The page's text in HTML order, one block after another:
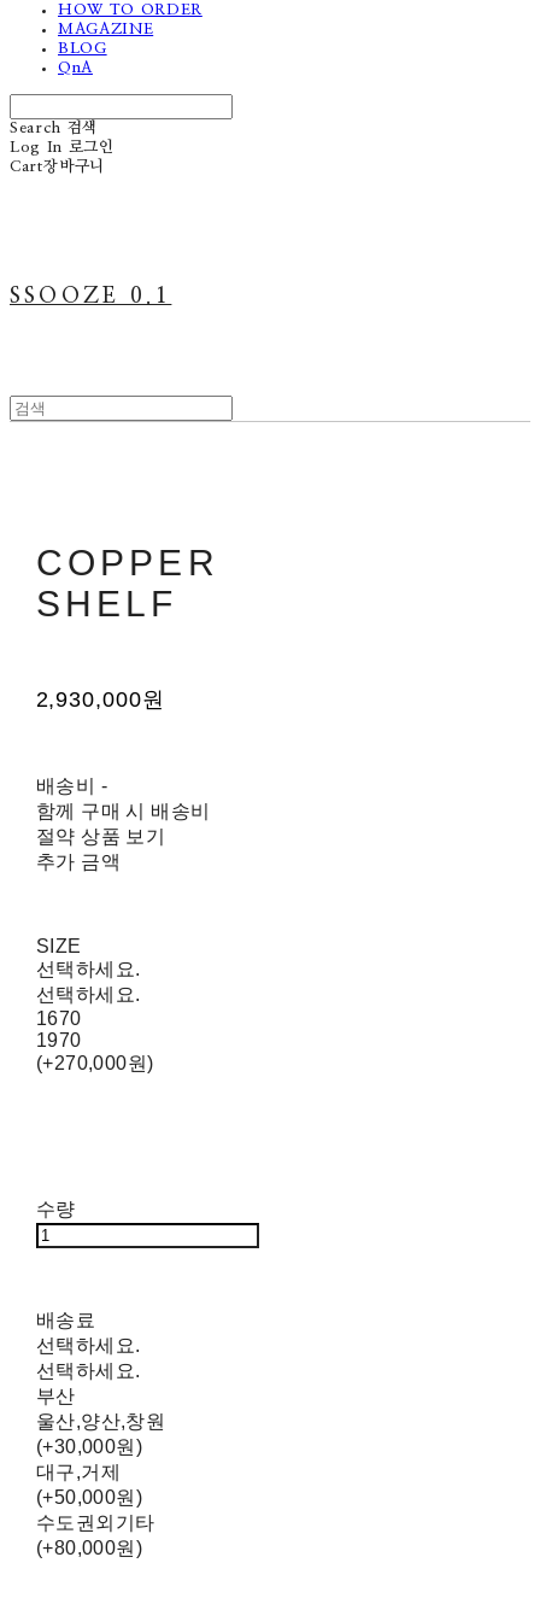
HOW TO ORDER
MAGAZINE
BLOG
QnA
Search 검색
Log In 로그인
Cart장바구니
SSOOZE 0.1
COPPER
SHELF
2,930,000원
배송비 -
함께 구매 시 배송비
절약 상품 보기
추가 금액
SIZE
선택하세요.
선택하세요.
1670
1970
(+270,000원)
수량
배송료
선택하세요.
선택하세요.
부산
울산,양산,창원
(+30,000원)
대구,거제
(+50,000원)
수도권외기타
(+80,000원)